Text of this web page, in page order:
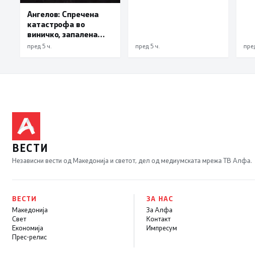
Ангелов: Спречена
катастрофа во
виничко, запалена
трева при сечење со
пред 5 ч. пред 5 ч.
ВЕСТИ
Независни вести од Македонија и светот, дел од медиумската мрежа ТВ Алфа.
ВЕСТИ
Македонија
Свет
Економија
Прес-релис
ЗА НАС
За Алфа
Контакт
Импресум